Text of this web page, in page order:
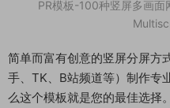
PR模板-100种竖屏多画
简单而富有创意的竖屏分屏方
手、TK、B站频道等）制作专
么这个模板就是您的最佳选择